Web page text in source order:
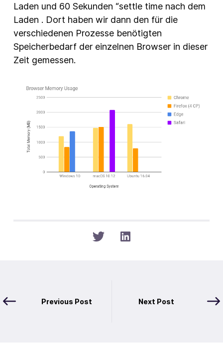
Laden und 60 Sekunden “settle time nach dem
Laden . Dort haben wir dann den für die
verschiedenen Prozesse benötigten
Speicherbedarf der einzelnen Browser in dieser
Zeit gemessen.
Previous Post Next Post